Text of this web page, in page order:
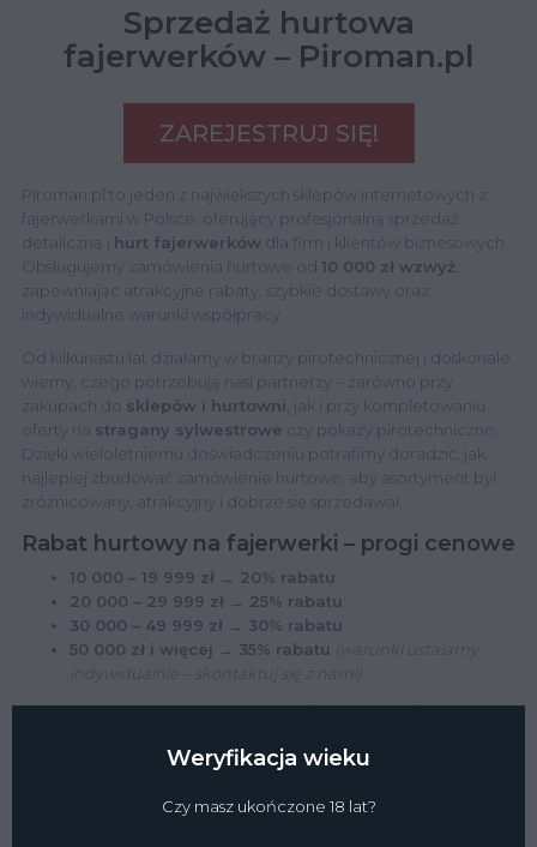
Sprzedaż hurtowa
fajerwerków – Piroman.pl
ZAREJESTRUJ SIĘ!
Piroman.pl to jeden z największych sklepów internetowych z
fajerwerkami w Polsce, oferujący profesjonalną sprzedaż
detaliczną i hurt fajerwerków dla firm i klientów biznesowych.
Obsługujemy zamówienia hurtowe od 10 000 zł wzwyż
zapewniając atrakcyjne rabaty, szybkie dostawy oraz
indywidualne warunki współpracy.
Od kilkunastu lat działamy w branży pirotechnicznej i doskonale
wiemy, czego potrzebują nasi partnerzy – zarówno przy
zakupach do sklepów i hurtowni
, jak i przy kompletowaniu
oferty na stragany sylwestrowe czy pokazy pirotechniczne.
Dzięki wieloletniemu doświadczeniu potrafimy doradzić, jak
najlepiej zbudować zamówienie hurtowe, aby asortyment był
zróżnicowany, atrakcyjny i dobrze się sprzedawał.
Rabat hurtowy na fajerwerki – progi cenowe
10 000 – 19 999 zł → 20% rabatu
20 000 – 29 999 zł → 25% rabatu
30 000 – 49 999 zł → 30% rabatu
50 000 zł i więcej → 35% rabatu
(warunki ustalamy
indywidualnie – skontaktuj się z nami)
Szeroki wybór– tysiące produktów od sprawdzonych
Najlepsze marki
Weryfikacja wieku
Czy masz ukończone 18 lat?